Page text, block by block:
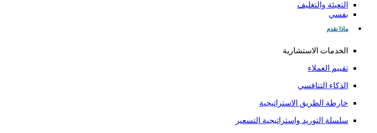
التعبئة والتغليف
بفسي
ماذا نقدم
الخدمات الاستشارية
تقييم العملاء
الذكاء التنافسي
خارطة الطريق الاستراتيجية
سلسلة التوريد واستراتيجية التسعير